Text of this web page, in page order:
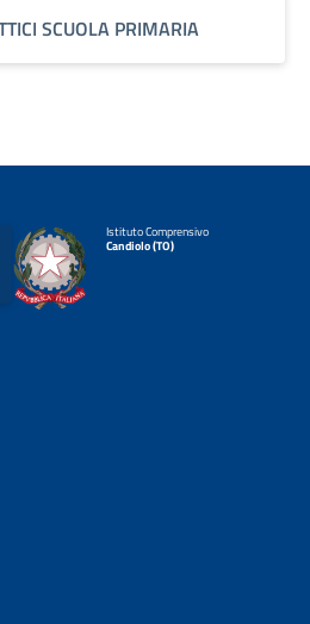
SCUOLA PRIMARIA
Istituto Comprensivo
Candiolo (TO)